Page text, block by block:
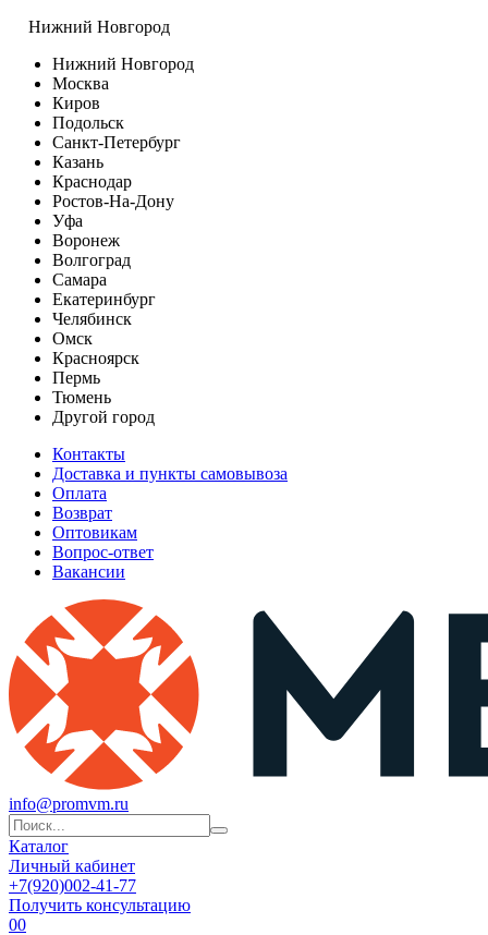
Нижний Новгород
Нижний Новгород
Москва
Киров
Подольск
Санкт-Петербург
Казань
Краснодар
Ростов-На-Дону
Уфа
Воронеж
Волгоград
Самара
Екатеринбург
Челябинск
Омск
Красноярск
Пермь
Тюмень
Другой город
Контакты
Доставка и пункты самовывоза
Оплата
Возврат
Оптовикам
Вопрос-ответ
Вакансии
info@promvm.ru
Каталог
Личный кабинет
+7(920)002-41-77
Получить консультацию
00